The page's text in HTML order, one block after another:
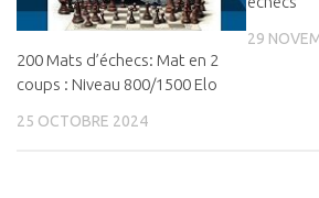
200 Mats d’échecs: Mat en 2
coups : Niveau 800/1500 Elo
25 OCTOBRE 2024
29